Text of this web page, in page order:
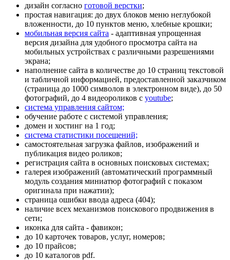
дизайн согласно готовой верстки;
простая навигация: до двух блоков меню неглубокой
вложенности, до 10 пунктов меню, хлебные крошки;
мобильная версия сайта - адаптивная упрощенная
версия дизайна для удобного просмотра сайта на
мобильных устройствах с различными разрешениями
экрана;
наполнение сайта в количестве до 10 страниц текстовой
и табличной информацией, предоставленной заказчиком
(страница до 1000 символов в электронном виде), до 50
фотографий, до 4 видеороликов с youtube;
система управления сайтом;
обучение работе с системой управления;
домен и хостинг на 1 год;
система статистики посещений;
самостоятельная загрузка файлов, изображений и
публикация видео роликов;
регистрация сайта в основных поисковых системах;
галерея изображений (автоматический программный
модуль создания миниатюр фотографий с показом
оригинала при нажатии);
страница ошибки ввода адреса (404);
наличие всех механизмов поискового продвижения в
сети;
иконка для сайта - фавикон;
до 10 карточек товаров, услуг, номеров;
до 10 прайсов;
до 10 каталогов pdf.